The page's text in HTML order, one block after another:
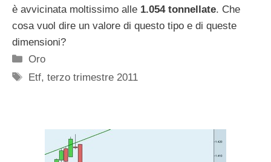
è avvicinata moltissimo alle 1.054 tonnellate. Che
cosa vuol dire un valore di questo tipo e di queste
dimensioni?
Categorie
Oro
Tag
Etf,terzo trimestre 2011